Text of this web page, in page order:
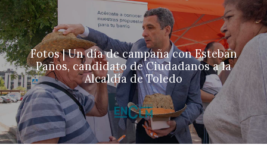
Fotos | Un día de campaña con Esteban
Paños, candidato de Ciudadanos a la
Alcaldía de Toledo